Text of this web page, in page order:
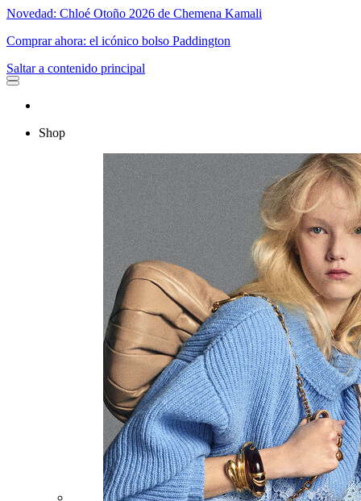
Novedad: Chloé Otoño 2026 de Chemena Kamali
Comprar ahora: el icónico bolso Paddington
Saltar a contenido principal
Shop